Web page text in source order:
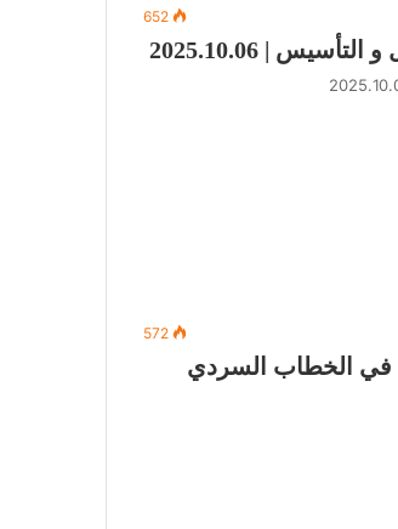
652
| 2025.10.06
572
في الخطاب السردي